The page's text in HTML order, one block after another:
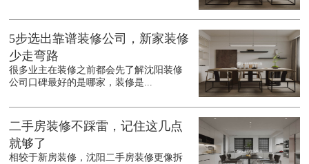
5步选出靠谱装修公司，新家装修
少走弯路
很多业主在装修之前都会先了解沈阳装修
公司口碑最好的是哪家，装修是...
二手房装修不踩雷，记住这几点
就够了
相较于新房装修，沈阳二手房装修更像拆